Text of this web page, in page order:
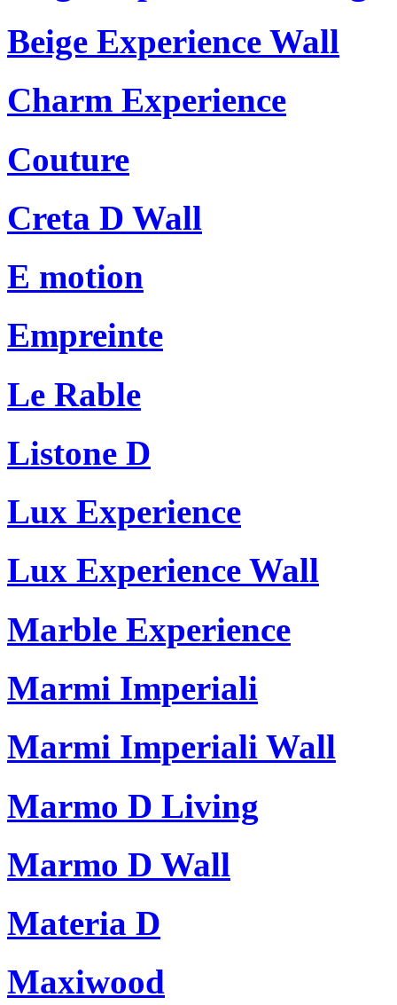
Beige Experience Wall
Charm Experience
Couture
Creta D Wall
E motion
Empreinte
Le Rable
Listone D
Lux Experience
Lux Experience Wall
Marble Experience
Marmi Imperiali
Marmi Imperiali Wall
Marmo D Living
Marmo D Wall
Materia D
Maxiwood